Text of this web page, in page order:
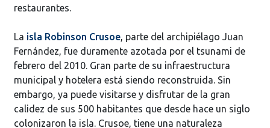
restaurantes.
La isla Robinson Crusoe, parte del archipiélago Juan
Fernández, fue duramente azotada por el tsunami de
febrero del 2010. Gran parte de su infraestructura
municipal y hotelera está siendo reconstruida. Sin
embargo, ya puede visitarse y disfrutar de la gran
calidez de sus 500 habitantes que desde hace un siglo
colonizaron la isla. Crusoe, tiene una naturaleza